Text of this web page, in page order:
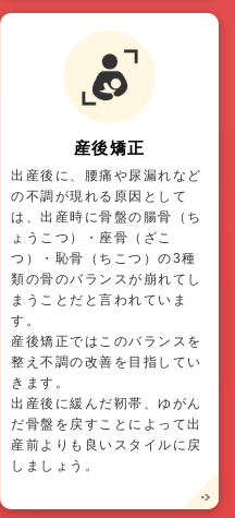
産後矯正
出産後に、腰痛や尿漏れなど
の不調が現れる原因として
は、出産時に骨盤の腸骨（ち
ょうこつ）・座骨（ざこ
つ）・恥骨（ちこつ）の3種
類の骨のバランスが崩れてし
まうことだと言われていま
す。
産後矯正ではこのバランスを
整え不調の改善を目指してい
きます。
出産後に緩んだ靭帯、ゆがん
だ骨盤を戻すことによって出
産前よりも良いスタイルに戻
しましょう。